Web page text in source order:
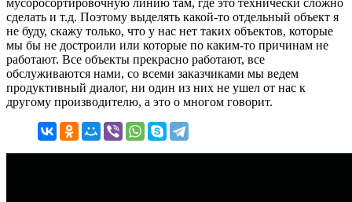
сделать и т.д. Поэтому выделять какой-то отдельный объект я
не буду, скажу только, что у нас нет таких объектов, которые
мы бы не достроили или которые по каким-то причинам не
работают. Все объекты прекрасно работают, все
обслуживаются нами, со всеми заказчиками мы ведем
продуктивный диалог, ни один из них не ушел от нас к
другому производителю, а это о многом говорит.